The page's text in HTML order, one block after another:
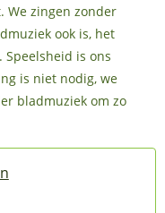
We zingen zonder
ook is, het
is ons
is niet nodig, we
bladmuziek om zo